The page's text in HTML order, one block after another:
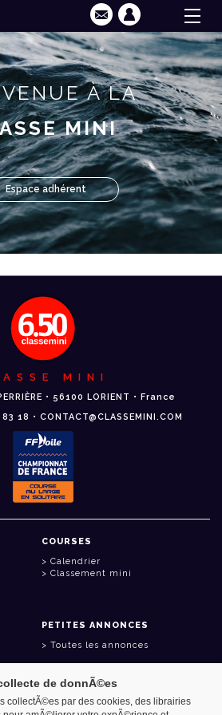
À LA
MINI
Espace adhérent
MINI
• 56100 LORIENT • France
18 • CONTACT@CLASSEMINI.COM
COURSES
Calendrier
Classement mini
PETITES ANNONCES
Toutes les annonces
de donnÃ©es
collectÃ©es par des cookies, des librairies